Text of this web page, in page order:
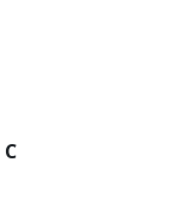
C